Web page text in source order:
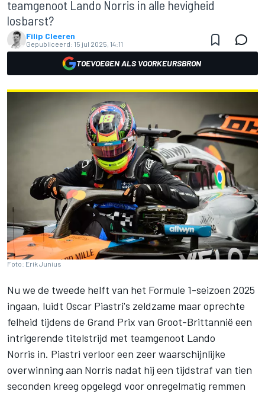
teamgenoot Lando Norris in alle hevigheid
losbarst?
Filip Cleeren
Gepubliceerd: 15 jul 2025, 14:11
TOEVOEGEN ALS VOORKEURSBRON
Foto: Erik Junius
Nu we de tweede helft van het Formule 1-seizoen 2025
ingaan, luidt Oscar Piastri's zeldzame maar oprechte
felheid tijdens de Grand Prix van Groot-Brittannië een
intrigerende titelstrijd met teamgenoot Lando
Norris in. Piastri verloor een zeer waarschijnlijke
overwinning aan Norris nadat hij een tijdstraf van tien
seconden kreeg opgelegd voor onregelmatig remmen